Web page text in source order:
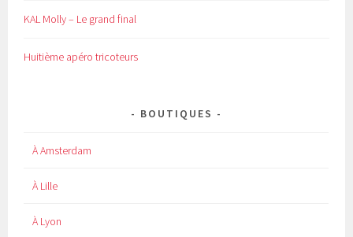
KAL Molly – Le grand final
Huitième apéro tricoteurs
BOUTIQUES
À Amsterdam
À Lille
À Lyon